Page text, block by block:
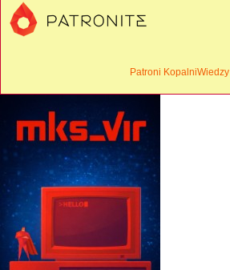
Patroni KopalniWiedzy